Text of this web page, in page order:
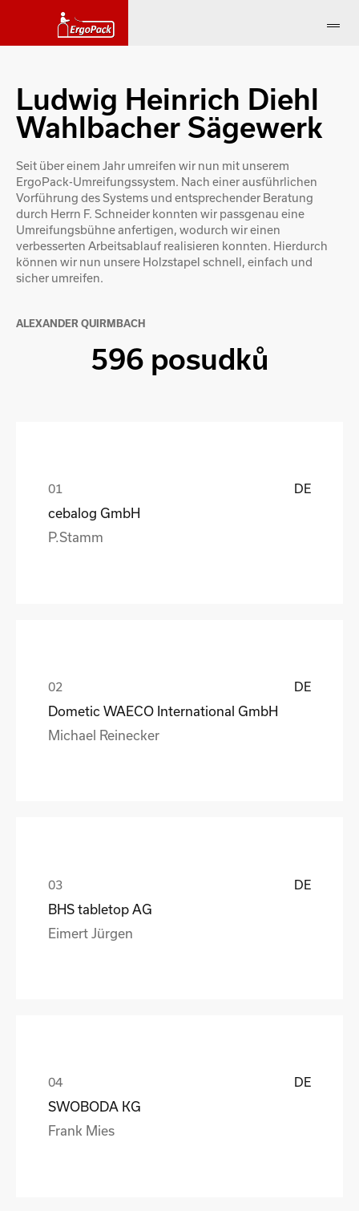
Ludwig Heinrich Diehl
Wahlbacher Sägewerk
Seit über einem Jahr umreifen wir nun mit unserem
ErgoPack-Umreifungssystem. Nach einer ausführlichen
Vorführung des Systems und entsprechender Beratung
durch Herrn F. Schneider konnten wir passgenau eine
Umreifungsbühne anfertigen, wodurch wir einen
verbesserten Arbeitsablauf realisieren konnten. Hierdurch
können wir nun unsere Holzstapel schnell, einfach und
sicher umreifen.
ALEXANDER QUIRMBACH
596 posudků
DE
cebalog GmbH
P.Stamm
DE
Dometic WAECO International GmbH
Michael Reinecker
DE
BHS tabletop AG
Eimert Jürgen
DE
SWOBODA KG
Frank Mies